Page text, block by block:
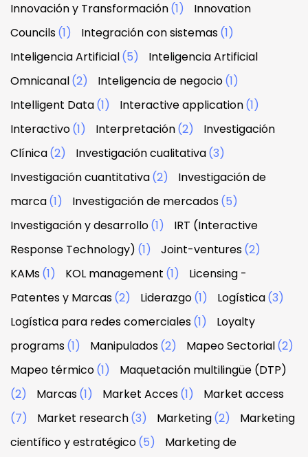
Innovación y Transformación(1)
Innovation
Councils(1) Integración con sistemas(1)
Inteligencia Artificial(5)
Inteligencia Artificial
Omnicanal(2) Inteligencia de negocio(1)
Intelligent Data(1) Interactive application(1)
Interactivo(1) Interpretación(2)
Investigación
Clínica(2) Investigación cualitativa(3)
Investigación cuantitativa(2)
Investigación de
marca(1) Investigación de mercados(5)
Investigación y desarrollo(1)
IRT (Interactive
Response Technology) (1) Joint-ventures(2)
KAMs(1) KOL management (1)
Licensing -
Patentes y Marcas(2) Liderazgo(1) Logística(3)
Logística para redes comerciales(1)
Loyalty
programs(1) Manipulados(2) Mapeo Sectorial(2)
Mapeo térmico(1)
Maquetación multilingüe (DTP)
(2)
Marcas(1) Market Acces(1)
Market access
(7)
Market research(3) Marketing(2)
Marketing
científico y estratégico(5)
Marketing de